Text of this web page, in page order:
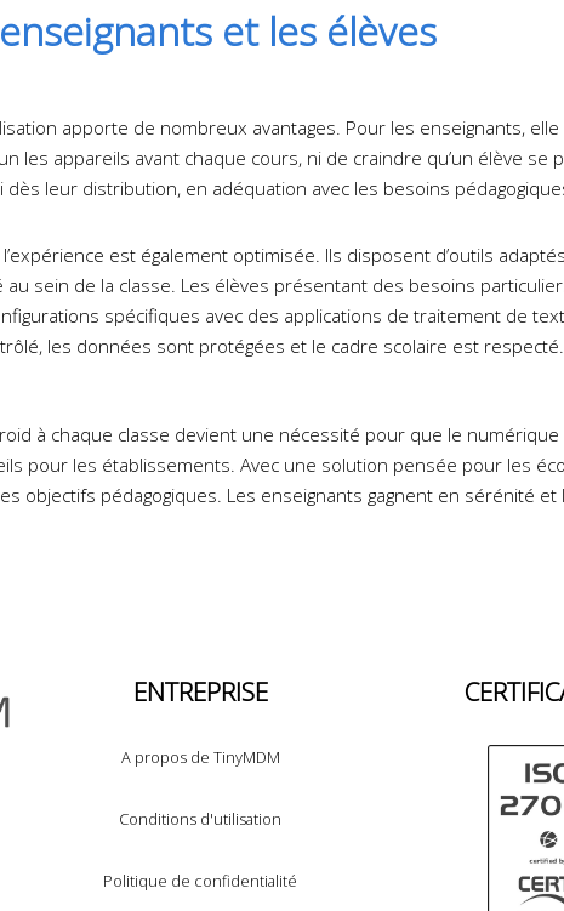
et les élèves
apporte de nombreux avantages. Pour les enseignants,
les appareils avant chaque cours, ni de craindre qu’un élève
dès leur distribution, en adéquation avec les besoins
est également optimisée. Ils disposent d’outils
au sein de la classe. Les élèves présentant des besoins
spécifiques avec des applications de traitement de
les données sont protégées et le cadre scolaire est respecté.
à chaque classe devient une nécessité pour que le
pour les établissements. Avec une solution pensée pour les
objectifs pédagogiques. Les enseignants gagnent en sérénité et
ENTREPRISE
A propos de TinyMDM
Conditions d'utilisation
Politique de confidentialité